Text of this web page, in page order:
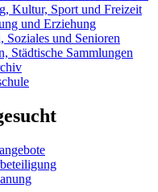
Kultur, Sport und Freizeit
und Erziehung
Soziales und Senioren
Städtische Sammlungen